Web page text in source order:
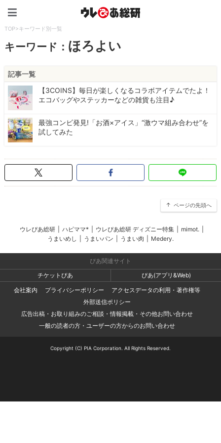
TOP>キーワード別一覧
キーワード： ほろよい
記事一覧
【3COINS】毎日が楽しくなるコラボアイテムでたよ！
エコバッグやステッカーなどの雑貨も注目♪
最強コンビ発見!「お酒×アイス」“激ウマ組み合わせ”を
試してみた
ページの先頭へ
ウレぴあ総研 ハピママ* ウレぴあ総研 ディズニー特集 mimot.
うまいめし
うまいパン うまい肉 Medery.
ぴあ関連サイト
チケットぴあ
ぴあ(アプリ&Web)
会社案内
プライバシーポリシー
アクセスデータの利用・著作権等
外部送信ポリシー
広告出稿・お取り組みのご相談・情報掲載・その他お問い合わせ
一般の読者の方・ユーザーの方からのお問い合わせ
Copyright (C) PIA Corporation. All Rights Reserved.